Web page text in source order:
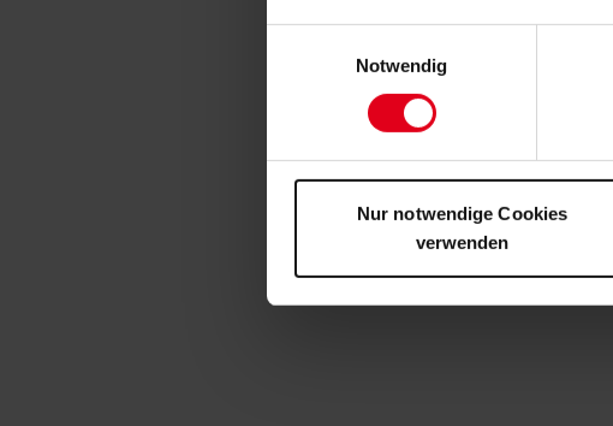
Notwendig
Nur notwendige Cookies
verwenden